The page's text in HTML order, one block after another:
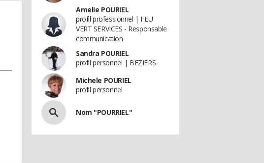
Amelie POURIEL
profil professionnel | FEU
VERT SERVICES - Responsable
communication
Sandra POURIEL
profil personnel | BEZIERS
Michele POURIEL
profil personnel
Nom "POURRIEL"